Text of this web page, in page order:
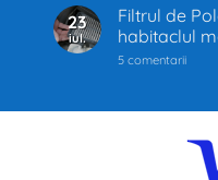
trece
prin
cea
ultimii
de
ani.
23
iul.
Filtrul de
habitaclul
5 comentariila
mașinii